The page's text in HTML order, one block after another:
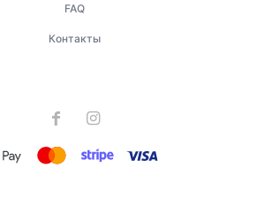
FAQ
Контакты